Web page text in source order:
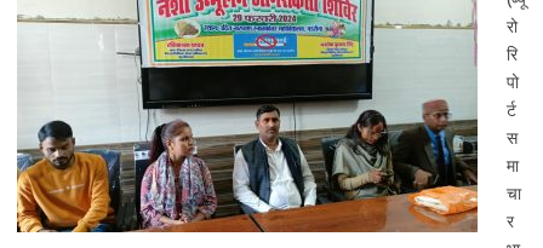
रो
रि
पो
र्ट
स
मा
चा
र